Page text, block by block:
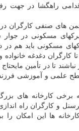
راهگشا در جهت
های صنفی کارگران در
مسکونی در جوار
مسکونی باید هم در
کارگران دغدغه خانواده
تا در تأمین
علمی و آموزشی
برخی کارخانه های
و کارگران راه
ها این امکان را